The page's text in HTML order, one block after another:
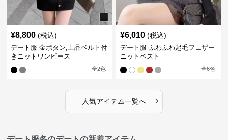
¥8,800 (税込)
デート服 金ボタン,上品ベルト付
きニットワンピース
全2色
¥6,010 (税込)
デート服 ふわふわ起毛フェザー
ニットベスト
全6色
人気アイテム一覧へ ›